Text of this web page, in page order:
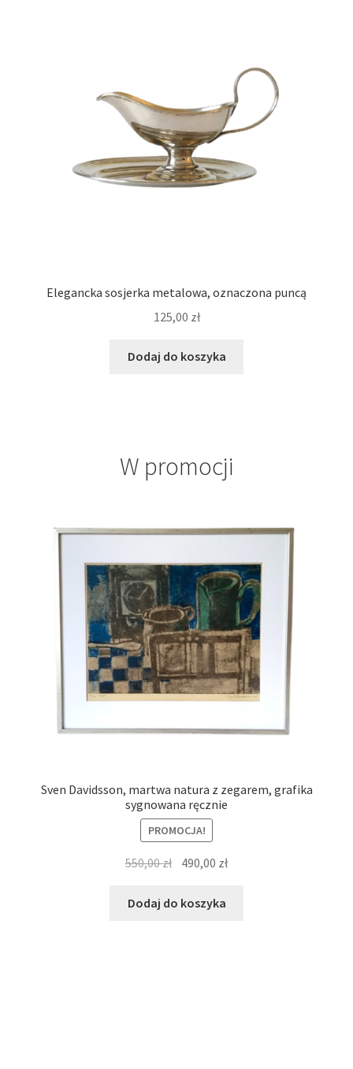
Elegancka sosjerka metalowa, oznaczona puncą
125,00 zł
Dodaj do koszyka
W promocji
Sven Davidsson, martwa natura z zegarem, grafika
sygnowana ręcznie
PROMOCJA!
550,00zł Pierwotna
wynosiła:
490,00 złAktualna
Dodaj do koszyka